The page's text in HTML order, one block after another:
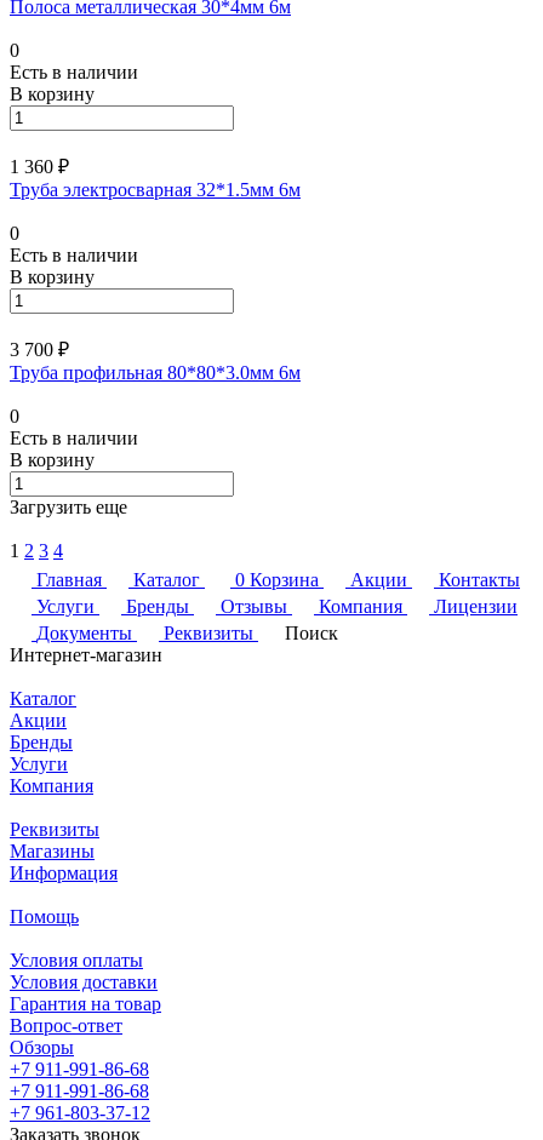
Полоса металлическая 30*4мм 6м
0
Есть в наличии
В корзину
1 360 ₽
Труба электросварная 32*1.5мм 6м
0
Есть в наличии
В корзину
3 700 ₽
Труба профильная 80*80*3.0мм 6м
0
Есть в наличии
В корзину
Загрузить еще
1 2 3 4
Главная
Каталог 0 Корзина Акции
Контакты
Услуги
Бренды Отзывы Компания
Лицензии
Документы
Реквизиты
Поиск
Интернет-магазин
Каталог
Акции
Бренды
Услуги
Компания
Реквизиты
Магазины
Информация
Помощь
Условия оплаты
Условия доставки
Гарантия на товар
Вопрос-ответ
Обзоры
+7 911-991-86-68
+7 911-991-86-68
+7 961-803-37-12
Заказать звонок